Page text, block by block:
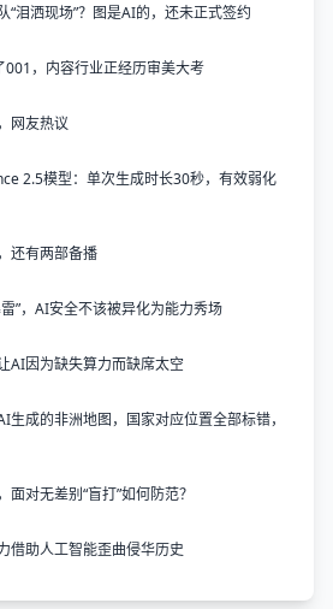
“泪洒现场”？图是AI的，还未正式签约
001，内容行业正经历审美大考
网友热议
2.5模型：单次生成时长30秒，有效弱化
还有两部备播
”，AI安全不该被异化为能力秀场
AI因为缺失算力而缺席太空
生成的非洲地图，国家对应位置全部标错，
对无差别“盲打”如何防范？
借助人工智能歪曲侵华历史